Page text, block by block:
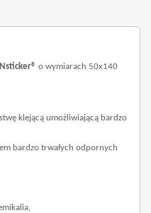
o wymiarach 50x140
klejącą umożliwiającą bardzo
bardzo trwałych odpornych